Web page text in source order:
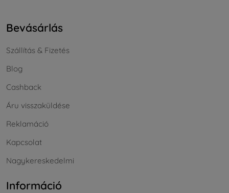
Bevásárlás
Szállítás & Fizetés
Blog
Cashback
Áru visszaküldése
Reklamáció
Kapcsolat
Nagykereskedelmi
Információ